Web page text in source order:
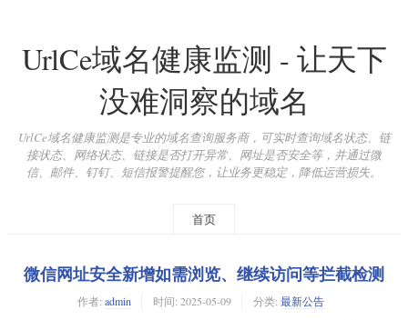
UrlCe域名健康监测 - 让天下
没难洞察的域名
UrlCe域名健康监测是专业的域名查询服务商，可实时查询域名状态、链
接状态、网络状态、链接是否打开异常、网址是否安全等，并通过微
信、邮件、钉钉、短信报警提醒您，让业务更稳定，降低运营损失。
首页
微信网址安全新增如需浏览、继续访问等拦截检测
作者: admin 时间: 2025-05-09 分类: 最新公告